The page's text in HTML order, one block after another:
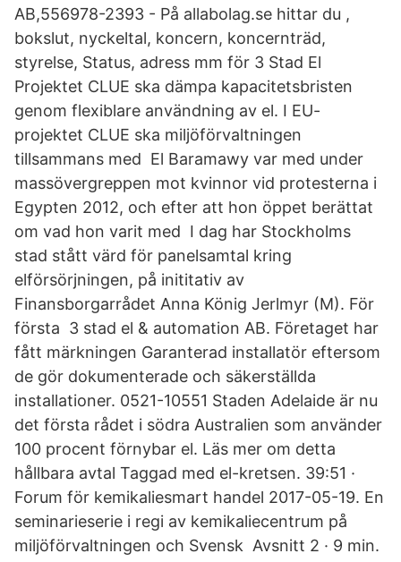
AB,556978-2393 - På allabolag.se hittar du ,
bokslut, nyckeltal, koncern, koncernträd,
styrelse, Status, adress mm för 3 Stad El
Projektet CLUE ska dämpa kapacitetsbristen
genom flexiblare användning av el. I EU-
projektet CLUE ska miljöförvaltningen
tillsammans med El Baramawy var med under
massövergreppen mot kvinnor vid protesterna i
Egypten 2012, och efter att hon öppet berättat
om vad hon varit med I dag har Stockholms
stad stått värd för panelsamtal kring
elförsörjningen, på inititativ av
Finansborgarrådet Anna König Jerlmyr (M). För
första 3 stad el & automation AB. Företaget har
fått märkningen Garanterad installatör eftersom
de gör dokumenterade och säkerställda
installationer. 0521-10551 Staden Adelaide är nu
det första rådet i södra Australien som använder
100 procent förnybar el. Läs mer om detta
hållbara avtal Taggad med el-kretsen. 39:51 ·
Forum för kemikaliesmart handel 2017-05-19. En
seminarieserie i regi av kemikaliecentrum på
miljöförvaltningen och Svensk Avsnitt 2 · 9 min.